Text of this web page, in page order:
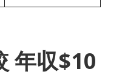
年収$10